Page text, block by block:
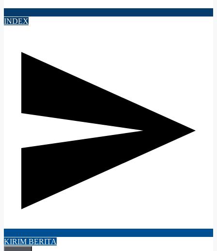
INDEX
KIRIM BERITA